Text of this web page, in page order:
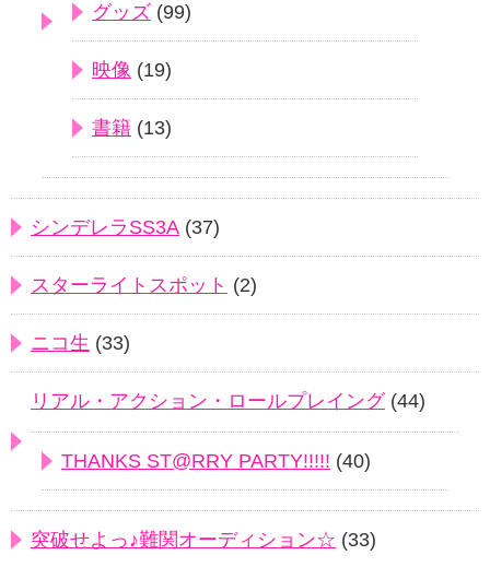
グッズ (99)
映像 (19)
書籍 (13)
シンデレラSS3A (37)
スターライトスポット (2)
ニコ生 (33)
リアル・アクション・ロールプレイング(44)
THANKS ST@RRY PARTY!!!!! (40)
突破せよっ♪難関オーディション☆ (33)